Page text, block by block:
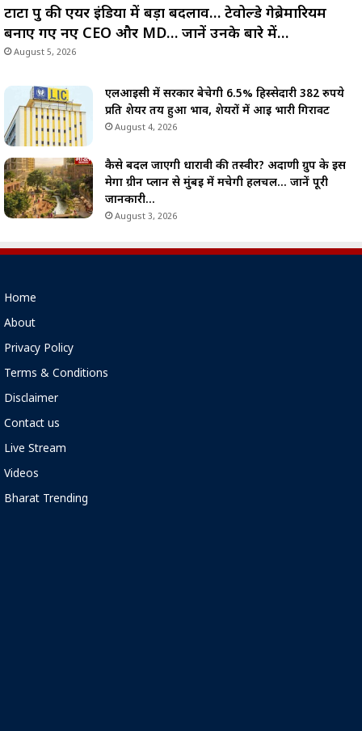
टाटा ग्रुप की एयर इंडिया में बड़ा बदलाव… टेवोल्डे गेब्रेमारियम
बनाए गए नए CEO और MD… जानें उनके बारे में…
August 5, 2026
एलआईसी में सरकार बेचेगी 6.5% हिस्सेदारी 382 रुपये
प्रति शेयर तय हुआ भाव, शेयरों में आई भारी गिरावट
August 4, 2026
कैसे बदल जाएगी धारावी की तस्वीर? अदाणी ग्रुप के इस
मेगा ग्रीन प्लान से मुंबई में मचेगी हलचल… जानें पूरी
जानकारी…
August 3, 2026
Home
About
Privacy Policy
Terms & Conditions
Disclaimer
Contact us
Live Stream
Videos
Bharat Trending